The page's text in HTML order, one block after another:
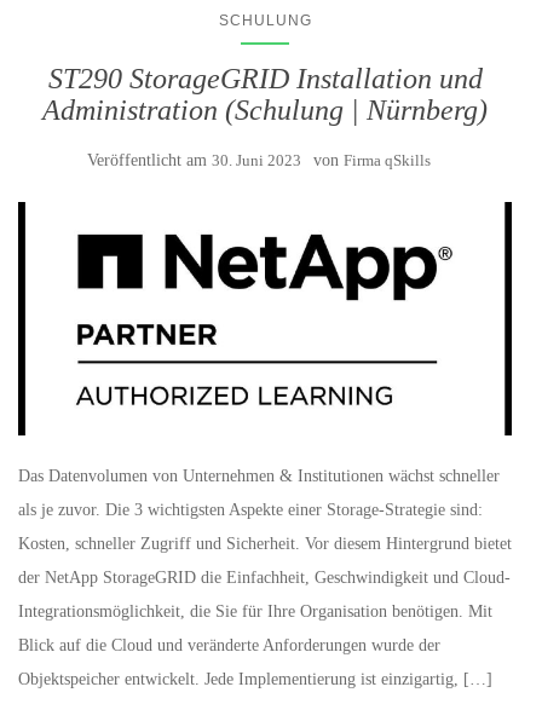
SCHULUNG
ST290 StorageGRID Installation und
Administration (Schulung | Nürnberg)
Veröffentlicht am 30. Juni 2023 von Firma qSkills
Das Datenvolumen von Unternehmen & Institutionen wächst schneller
als je zuvor. Die 3 wichtigsten Aspekte einer Storage-Strategie sind:
Kosten, schneller Zugriff und Sicherheit. Vor diesem Hintergrund bietet
der NetApp StorageGRID die Einfachheit, Geschwindigkeit und Cloud-
Integrationsmöglichkeit, die Sie für Ihre Organisation benötigen. Mit
Blick auf die Cloud und veränderte Anforderungen wurde der
Objektspeicher entwickelt. Jede Implementierung ist einzigartig, […]